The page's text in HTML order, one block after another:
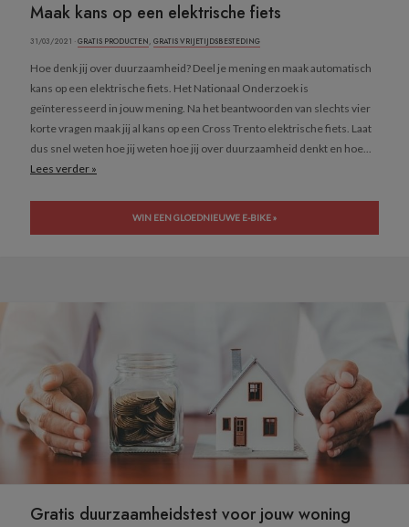
Maak kans op een elektrische fiets
31/03/2021 ·GRATIS PRODUCTEN, GRATIS VRIJETIJDSBESTEDING
Hoe denk jij over duurzaamheid? Deel je mening en maak automatisch
kans op een elektrische fiets. Het Nationaal Onderzoek is
geïnteresseerd in jouw mening. Na het beantwoorden van slechts vier
korte vragen maak jij al kans op een Cross Trento elektrische fiets. Laat
dus snel weten hoe jij weten hoe jij over duurzaamheid denkt en hoe...
Lees verder »
WIN EEN GLOEDNIEUWE E-BIKE »
Gratis duurzaamheidstest voor jouw woning